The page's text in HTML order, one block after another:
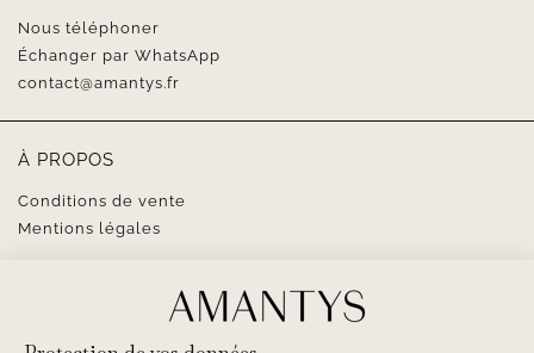
Nous téléphoner
Échanger par WhatsApp
contact@amantys.fr
À PROPOS
Conditions de vente
Mentions légales